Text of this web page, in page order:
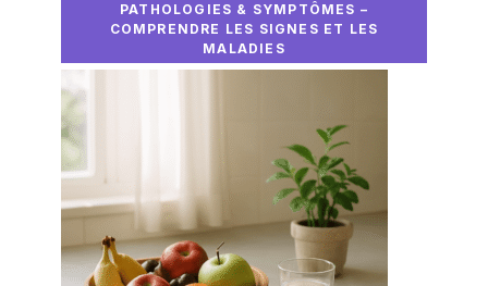
PATHOLOGIES & SYMPTÔMES –
COMPRENDRE LES SIGNES ET LES
MALADIES